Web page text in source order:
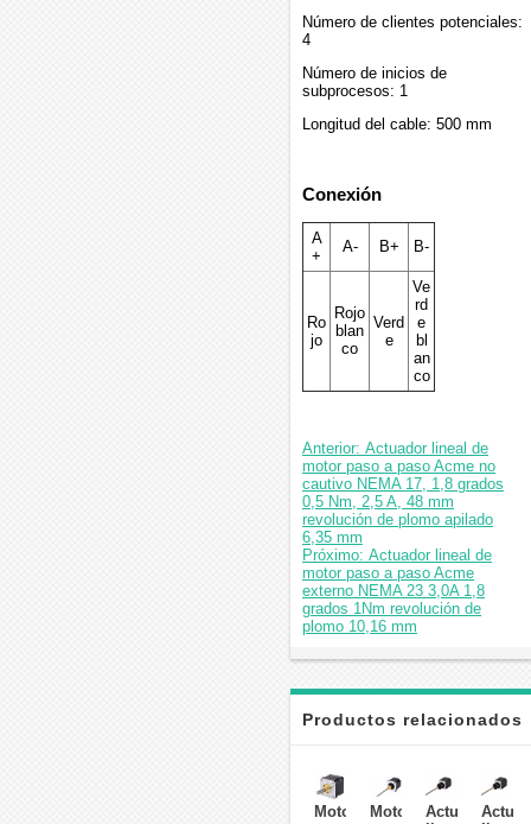
Número de clientes potenciales:
4
Número de inicios de
subprocesos: 1
Longitud del cable: 500 mm
Conexión
A
+
A- B+ B-
Ro
jo
Rojo
blan
co
Verd
e
Ve
rd
e
bl
an
co
Anterior: Actuador lineal de
motor paso a paso Acme no
cautivo NEMA 17, 1,8 grados
0,5 Nm, 2,5 A, 48 mm
revolución de plomo apilado
6,35 mm
Próximo: Actuador lineal de
motor paso a paso Acme
externo NEMA 23 3,0A 1,8
grados 1Nm revolución de
plomo 10,16 mm
Productos relacionados
Motor
Motor
Actuador